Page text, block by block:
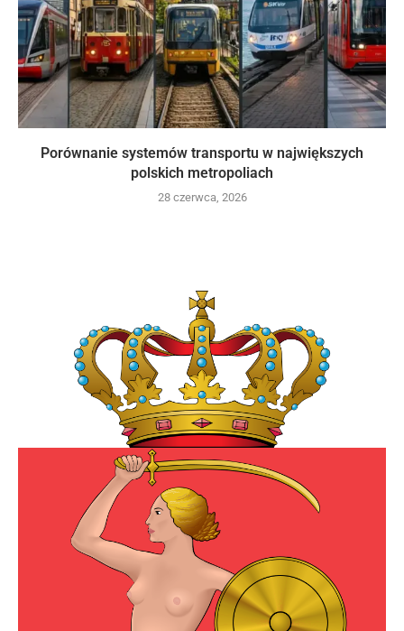
Porównanie systemów transportu w największych
polskich metropoliach
28 czerwca, 2026